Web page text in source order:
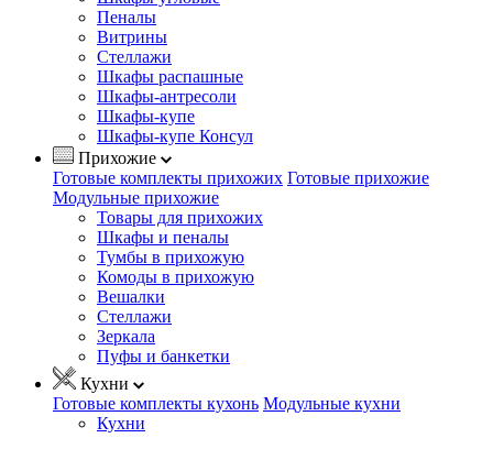
Пеналы
Витрины
Стеллажи
Шкафы распашные
Шкафы-антресоли
Шкафы-купе
Шкафы-купе Консул
Прихожие
Готовые комплекты прихожих Готовые прихожие
Модульные прихожие
Товары для прихожих
Шкафы и пеналы
Тумбы в прихожую
Комоды в прихожую
Вешалки
Стеллажи
Зеркала
Пуфы и банкетки
Кухни
Готовые комплекты кухонь Модульные кухни
Кухни